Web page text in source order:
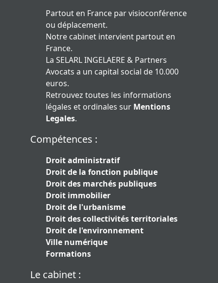
Partout en France par visioconférence
ou déplacement.
Notre cabinet intervient partout en
France.
La SELARL INGELAERE & Partners
Avocats a un capital social de 10.000
euros.
Retrouvez toutes les informations
légales et ordinales sur Mentions
Legales.
Compétences :
Droit administratif
Droit de la fonction publique
Droit des marchés publiques
Droit immobilier
Droit de l'urbanisme
Droit des collectivités territoriales
Droit de l'environnement
Ville numérique
Formations
Le cabinet :